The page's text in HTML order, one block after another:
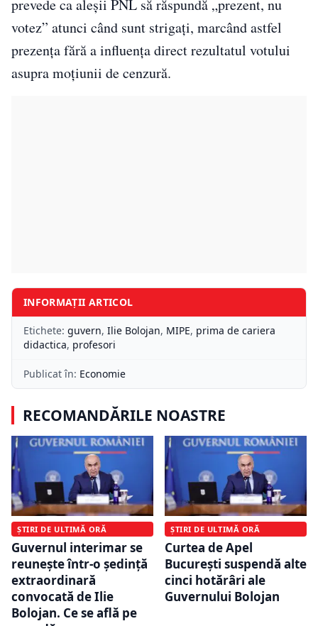
prevede ca aleșii PNL să răspundă „prezent, nu
votez” atunci când sunt strigați, marcând astfel
prezența fără a influența direct rezultatul votului
asupra moțiunii de cenzură.
INFORMAȚII ARTICOL
Etichete: guvern, Ilie Bolojan, MIPE, prima de cariera
didactica, profesori
Publicat în: Economie
RECOMANDĂRILE NOASTRE
ȘTIRI DE ULTIMĂ ORĂ
Guvernul interimar se
reunește într-o ședință
extraordinară
convocată de Ilie
Bolojan. Ce se află pe
ȘTIRI DE ULTIMĂ ORĂ
Curtea de Apel
București suspendă alte
cinci hotărâri ale
Guvernului Bolojan